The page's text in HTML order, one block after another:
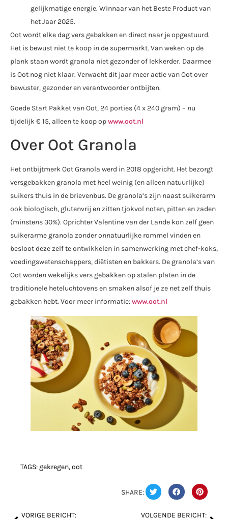
gelijkmatige energie. Winnaar van het Beste Product van
het Jaar 2025.
Oot wordt elke dag vers gebakken en direct naar je opgestuurd.
Het is bewust niet te koop in de supermarkt. Van weken op de
plank staan wordt granola niet gezonder of lekkerder. Daarmee
is Oot nog niet klaar. Verwacht dit jaar meer actie van Oot over
bewuster, gezonder en verantwoorder ontbijten.
Goede Start Pakket van Oot, 24 porties (4 x 240 gram) – nu
tijdelijk € 15, alleen te koop opwww.oot.nl
Over Oot Granola
Het ontbijtmerk Oot Granola werd in 2018 opgericht. Het bezorgt
versgebakken granola met heel weinig (en alleen natuurlijke)
suikers thuis in de brievenbus. De granola’s zijn naast suikerarm
ook biologisch, glutenvrij en zitten tjokvol noten, pitten en zaden
(minstens 30%). Oprichter Valentine van der Lande kon zelf geen
suikerarme granola zonder onnatuurlijke rommel vinden en
besloot deze zelf te ontwikkelen in samenwerking met chef-koks,
voedingswetenschappers, diëtisten en bakkers. De granola’s van
Oot worden wekelijks vers gebakken op stalen platen in de
traditionele heteluchtovens en smaken alsof je ze net zelf thuis
gebakken hebt. Voor meer informatie:www.oot.nl
TAGS: gekregen,oot
SHARE:
VORIGE BERICHT: VOLGENDE BERICHT: